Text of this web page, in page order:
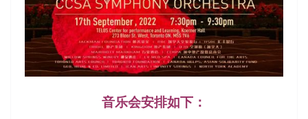
音乐会安排如下：